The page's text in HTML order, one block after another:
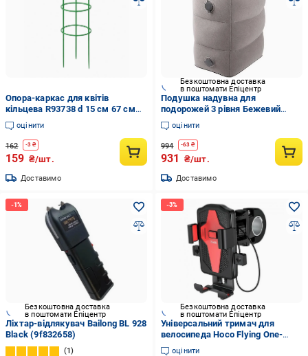
Опора-каркас для квітів
кільцева R93738 d 15 см 67 см
Зелений (35575426)
оцінити
162 -3 ₴
159 ₴/шт.
Доставимо
Безкоштовна доставка
в поштомати Епіцентр
Подушка надувна для
подорожей 3 рівня Бежевий
(1847a28d)
оцінити
994 -63 ₴
931 ₴/шт.
Доставимо
Безкоштовна доставка
в поштомати Епіцентр
Ліхтар-відлякувач Bailong BL 928
Black (9f832658)
1
Безкоштовна доставка
в поштомати Епіцентр
Універсальний тримач для
велосипеда Hoco Flying One-
touch CA73 Black/Red (3370790c)
оцінити